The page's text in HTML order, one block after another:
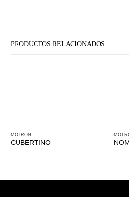
PRODUCTOS RELACIONADOS
MOTRON
CUBERTINO